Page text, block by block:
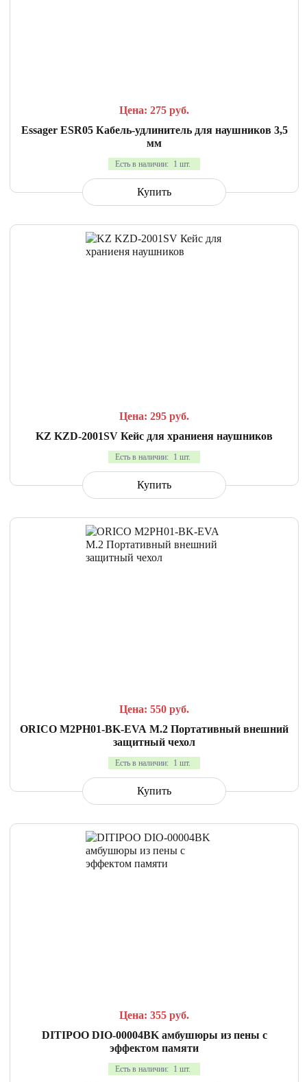
Цена: 275 руб.
Essager ESR05 Кабель-удлинитель для наушников 3,5
мм
Есть в наличии: 1 шт.
Купить
Цена: 295 руб.
KZ KZD-2001SV Кейс для храниеня наушников
Есть в наличии: 1 шт.
Купить
Цена: 550 руб.
ORICO M2PH01-BK-EVA M.2 Портативный внешний
защитный чехол
Есть в наличии: 1 шт.
Купить
Цена: 355 руб.
DITIPOO DIO-00004BK амбушюры из пены с
эффектом памяти
Есть в наличии: 1 шт.